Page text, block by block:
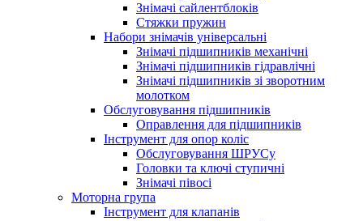
Знімачі сайлентблоків
Стяжки пружин
Набори знімачів універсальні
Знімачі підшипників механічні
Знімачі підшипників гідравлічні
Знімачі підшипників зі зворотним
молотком
Обслуговування підшипників
Оправлення для підшипників
Інструмент для опор коліс
Обслуговування ШРУСу
Головки та ключі ступичні
Знімачі півосі
Моторна група
Інструмент для клапанів